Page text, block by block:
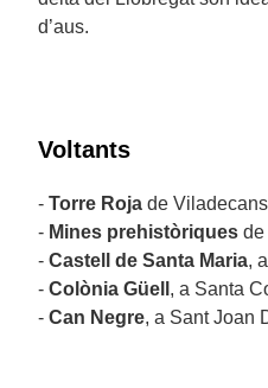
d’aus.
Voltants
- Torre Roja de
- Mines prehistòriques de
- Castell de Santa Maria,
- Colònia Güell , a Santa
- Can Negre, a Sant Joan